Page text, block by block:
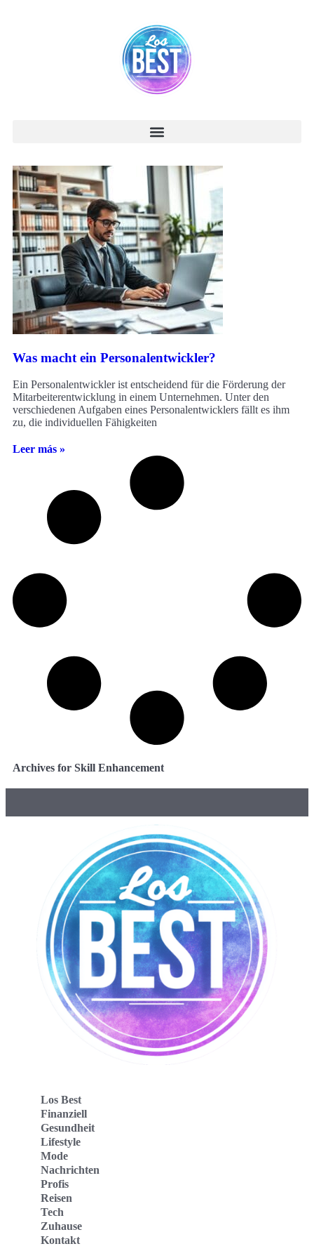
Was macht ein Personalentwickler?
Ein Personalentwickler ist entscheidend für die Förderung der
Mitarbeiterentwicklung in einem Unternehmen. Unter den
verschiedenen Aufgaben eines Personalentwicklers fällt es ihm
zu, die individuellen Fähigkeiten
Leer más »
Archives for Skill Enhancement
Los Best
Finanziell
Gesundheit
Lifestyle
Mode
Nachrichten
Profis
Reisen
Tech
Zuhause
Kontakt